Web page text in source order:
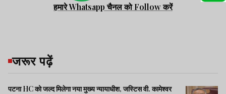
हमारे Whatsapp चैनल को Follow करें
जरूर पढ़ें
पटना HC को जल्द मिलेगा नया मुख्य न्यायाधीश, जस्टिस वी. कामेश्वर